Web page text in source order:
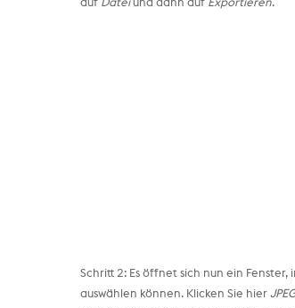
auf Dateiund dann auf Exportieren.
Schritt 2: Es öffnet sich nun ein
auswählen können. Klicken Sie hier